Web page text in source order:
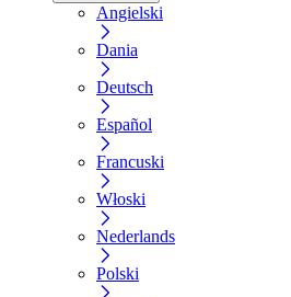
Angielski
Dania
Deutsch
Español
Francuski
Włoski
Nederlands
Polski